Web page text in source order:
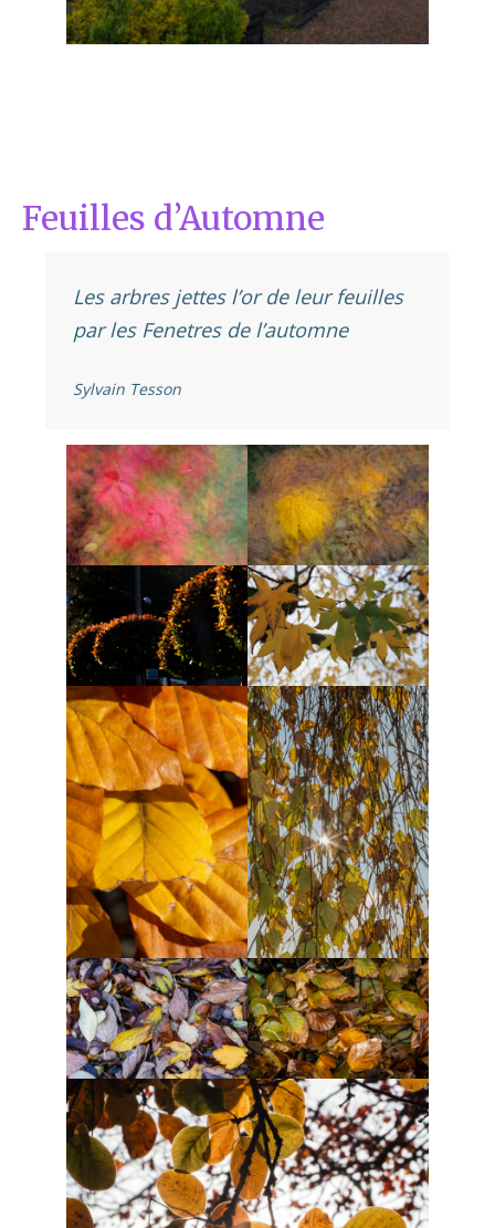
Feuilles d’Automne
Les arbres jettes l’or de leur feuilles
par les Fenetres de l’automne
Sylvain Tesson